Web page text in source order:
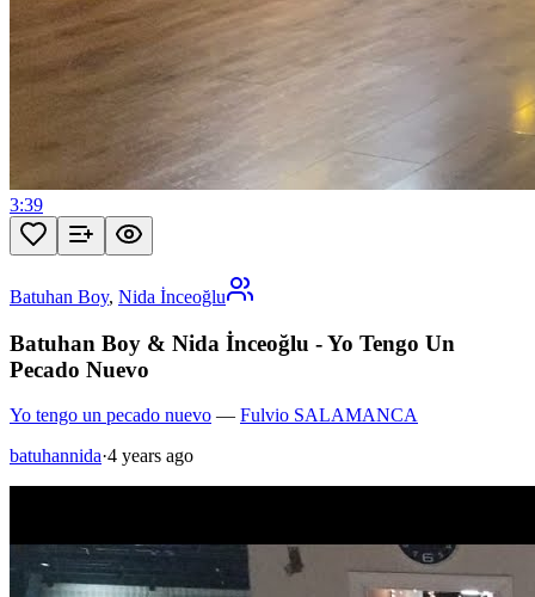
3:39
Batuhan Boy, Nida İnceoğlu
Batuhan Boy & Nida İnceoğlu - Yo Tengo Un
Pecado Nuevo
Yo tengo un pecado nuevo — Fulvio SALAMANCA
batuhannida·4 years ago